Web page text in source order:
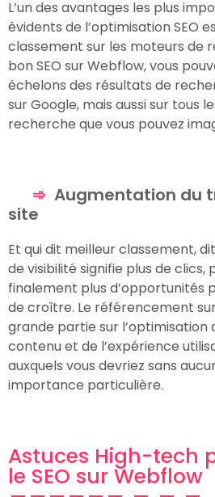
L’un des avantages les plus
évidents de l’optimisation SEO
classement sur les moteurs de
bon SEO sur Webflow, vous
échelons des résultats de
sur Google, mais aussi sur tous
recherche que vous pouvez
Augmentation du
site
Et qui dit meilleur classement,
de visibilité signifie plus de clics,
finalement plus d’opportunités
de croître. Le référencement
grande partie sur l’optimisation
contenu et de l’expérience
auxquels vous devriez sans
importance particulière.
Astuces High-tech
le SEO sur Webflow